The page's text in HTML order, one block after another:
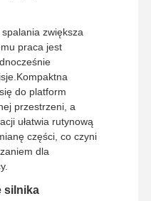
zwiększa
praca jest
do platform
przestrzeni, a
ułatwia rutynową
części, co czyni
dla
silnika